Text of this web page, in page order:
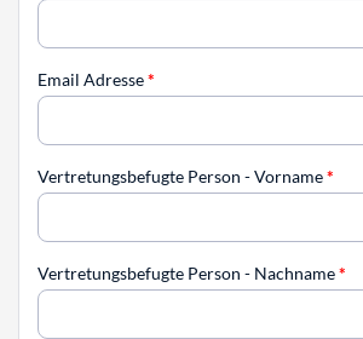
Email Adresse*
Vertretungsbefugte Person - Vorname*
Vertretungsbefugte Person - Nachname*